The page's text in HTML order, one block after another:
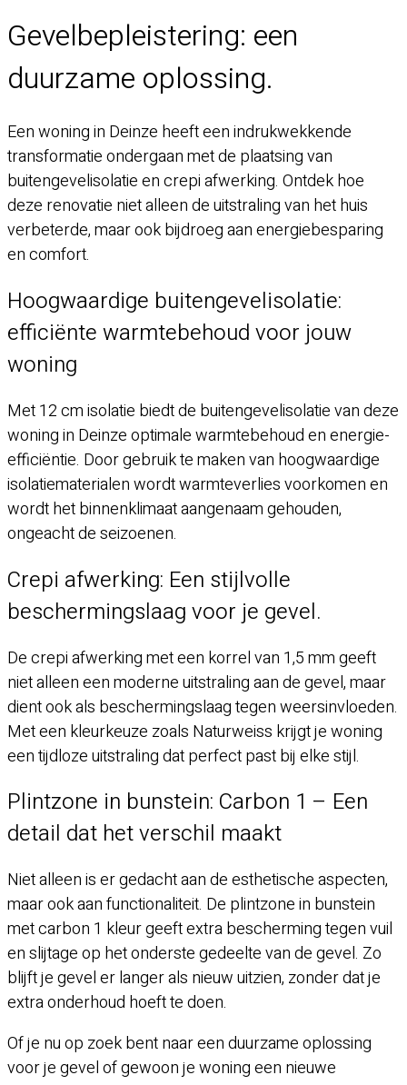
Gevelbepleistering: een
duurzame oplossing.
Een woning in Deinze heeft een indrukwekkende
transformatie ondergaan met de plaatsing van
buitengevelisolatie en crepi afwerking. Ontdek hoe
deze renovatie niet alleen de uitstraling van het huis
verbeterde, maar ook bijdroeg aan energiebesparing
en comfort.
Hoogwaardige buitengevelisolatie:
efficiënte warmtebehoud voor jouw
woning
Met 12 cm isolatie biedt de buitengevelisolatie van deze
woning in Deinze optimale warmtebehoud en energie-
efficiëntie. Door gebruik te maken van hoogwaardige
isolatiematerialen wordt warmteverlies voorkomen en
wordt het binnenklimaat aangenaam gehouden,
ongeacht de seizoenen.
Crepi afwerking: Een stijlvolle
beschermingslaag voor je gevel.
De crepi afwerking met een korrel van 1,5 mm geeft
niet alleen een moderne uitstraling aan de gevel, maar
dient ook als beschermingslaag tegen weersinvloeden.
Met een kleurkeuze zoals Naturweiss krijgt je woning
een tijdloze uitstraling dat perfect past bij elke stijl.
Plintzone in bunstein: Carbon 1 – Een
detail dat het verschil maakt
Niet alleen is er gedacht aan de esthetische aspecten,
maar ook aan functionaliteit. De plintzone in bunstein
met carbon 1 kleur geeft extra bescherming tegen vuil
en slijtage op het onderste gedeelte van de gevel. Zo
blijft je gevel er langer als nieuw uitzien, zonder dat je
extra onderhoud hoeft te doen.
Of je nu op zoek bent naar een duurzame oplossing
voor je gevel of gewoon je woning een nieuwe